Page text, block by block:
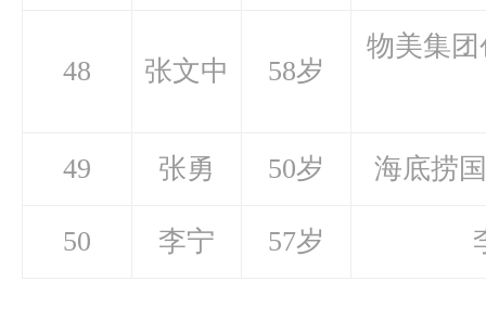
48 张文中 58岁
物美集
49 张勇 50岁 海底捞
50 李宁 57岁